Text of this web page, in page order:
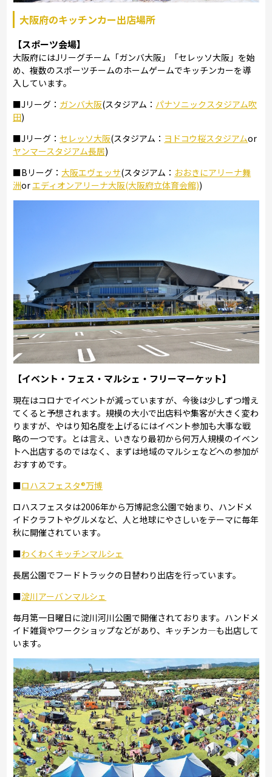
大阪府のキッチンカー出店場所
【スポーツ会場】
大阪府にはJリーグチーム「ガンバ大阪」「セレッソ大阪」を始
め、複数のスポーツチームのホームゲームでキッチンカーを導
入しています。
■Jリーグ： ガンバ大阪(スタジアム： パナソニックスタジアム吹
田)
■Jリーグ：セレッソ大阪(スタジアム： ヨドコウ桜スタジアムor
ヤンマースタジアム長居)
■Bリーグ：大阪エヴェッサ(スタジアム： おおきにアリーナ舞
洲orエディオンアリーナ大阪(大阪府立体育会館))
【イベント・フェス・マルシェ・フリーマーケット】
現在はコロナでイベントが減っていますが、今後は少しずつ増え
てくると予想されます。規模の大小で出店料や集客が大きく変わ
りますが、やはり知名度を上げるにはイベント参加も大事な戦
略の一つです。とは言え、いきなり最初から何万人規模のイベン
トへ出店するのではなく、まずは地域のマルシェなどへの参加が
おすすめです。
■ロハスフェスタ®万博
ロハスフェスタは2006年から万博記念公園で始まり、ハンドメ
イドクラフトやグルメなど、人と地球にやさしいをテーマに毎年
秋に開催されています。
■わくわくキッチンマルシェ
長居公園でフードトラックの日替わり出店を行っています。
■淀川アーバンマルシェ
毎月第一日曜日に淀川河川公園で開催されております。ハンドメ
イド雑貨やワークショップなどがあり、キッチンカ―も出店して
います。